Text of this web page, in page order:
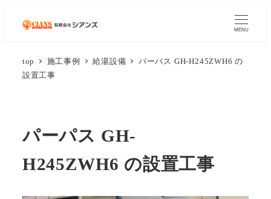
MENU
top 施工事例 給湯設備
パーパス GH-H245ZWH6 の
設置工事
パーパス GH-
H245ZWH6 の設置工事